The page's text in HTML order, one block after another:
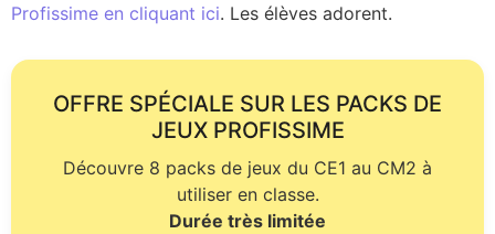
Profissime en cliquant ici. Les élèves adorent.
OFFRE SPÉCIALE SUR LES PACKS DE
JEUX PROFISSIME
Découvre 8 packs de jeux du CE1 au CM2 à
utiliser en classe.
Durée très limitée